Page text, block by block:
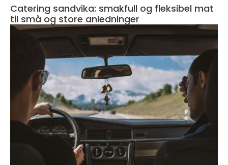
Catering sandvika: smakfull og fleksibel mat
til små og store anledninger